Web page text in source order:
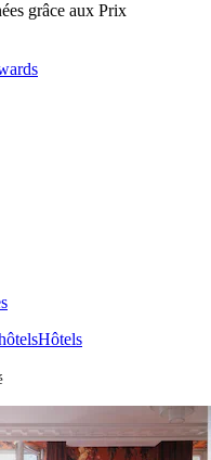
grâce aux Prix
Hôtels